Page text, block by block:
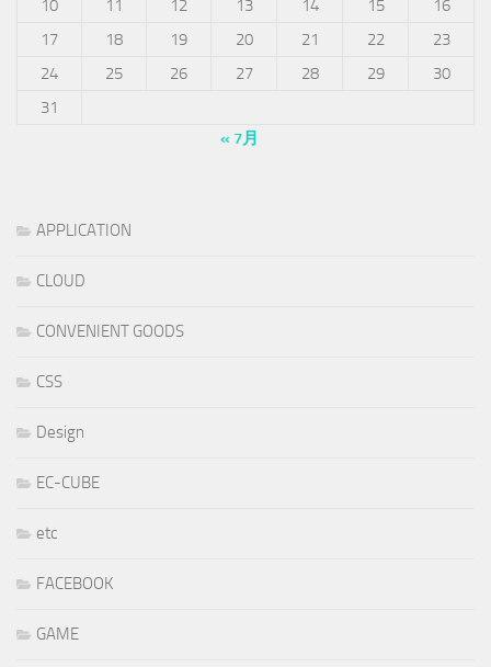
10
11 12 13 14 15
16
17
18 19 20 21 22
23
24
25 26 27 28 29
30
31
« 7月
APPLICATION
CLOUD
CONVENIENT GOODS
CSS
Design
EC-CUBE
etc
FACEBOOK
GAME